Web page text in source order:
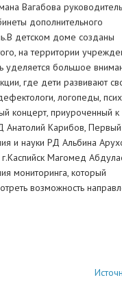
Вагабова руководитель
дополнительного
детском доме созданы
на территории
уделяется большое
где дети развивают
логопеды,
концерт, приуроченный к
Анатолий Карибов, Первый
и науки РД Альбина
Магомед
мониторинга, который
возможность